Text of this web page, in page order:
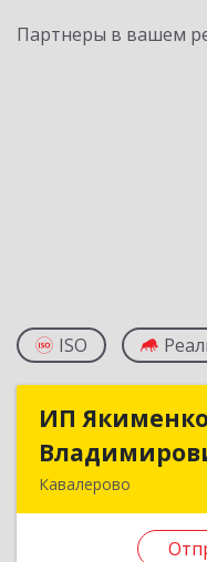
Партнеры в вашем
ISO
ИП
Кавалерово
ИП